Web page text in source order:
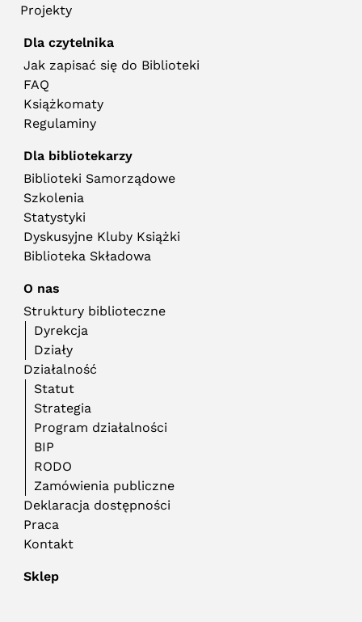
Projekty
Dla czytelnika
Jak zapisać się do Biblioteki
FAQ
Książkomaty
Regulaminy
Dla bibliotekarzy
Biblioteki Samorządowe
Szkolenia
Statystyki
Dyskusyjne Kluby Książki
Biblioteka Składowa
O nas
Struktury biblioteczne
Dyrekcja
Działy
Działalność
Statut
Strategia
Program działalności
BIP
RODO
Zamówienia publiczne
Deklaracja dostępności
Praca
Kontakt
Sklep